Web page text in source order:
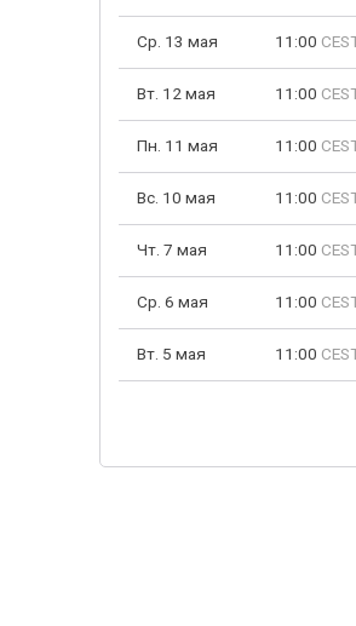
Ср. 13 мая 11:00
Вт. 12 мая 11:00
Пн. 11 мая 11:00
Вс. 10 мая 11:00
Чт. 7 мая 11:00
Ср. 6 мая 11:00
Вт. 5 мая 11:00